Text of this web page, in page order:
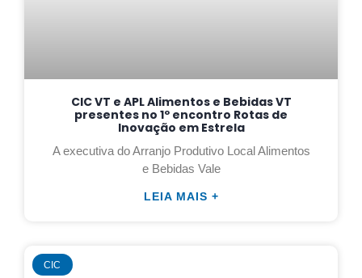
CIC VT e APL Alimentos e Bebidas VT
presentes no 1º encontro Rotas de
Inovação em Estrela
A executiva do Arranjo Produtivo Local Alimentos
e Bebidas Vale
LEIA MAIS +
CIC